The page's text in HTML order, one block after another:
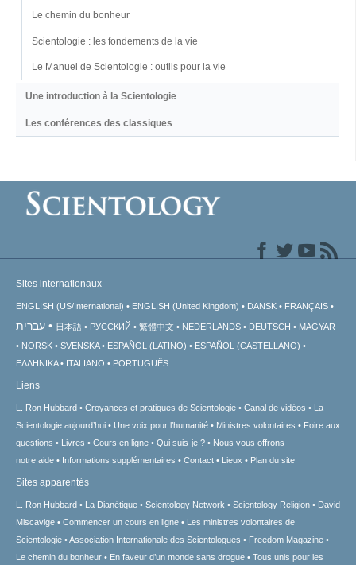
Le chemin du bonheur
Scientologie : les fondements de la vie
Le Manuel de Scientologie : outils pour la vie
Une introduction à la Scientologie
Les conférences des classiques
Sites internationaux
ENGLISH (US/International) ENGLISH (United Kingdom) DANSK FRANÇAIS
עברית 日本語 РУССКИЙ 繁體中文 NEDERLANDS DEUTSCH
MAGYAR
NORSK
SVENSKA ESPAÑOL (LATINO)
ESPAÑOL (CASTELLANO)
ΕΛΛΗΝΙΚA
ITALIANO PORTUGUÊS
Liens
L. Ron Hubbard Croyances et pratiques de Scientologie Canal de vidéos
La
Scientologie aujourd’hui
Une voix pour l’humanité Ministres volontaires
Foire aux
questions
Livres Cours en ligne Qui suis-je ?
Nous vous offrons
notre aide
Informations supplémentaires Contact Lieux Plan du site
Sites apparentés
L. Ron Hubbard La Dianétique Scientology Network Scientology Religion
David
Miscavige
Commencer un cours en ligne
Les ministres volontaires de
Scientologie
Association Internationale des Scientologues
Freedom Magazine
Le chemin du bonheur
En faveur d’un monde sans drogue Tous unis pour les